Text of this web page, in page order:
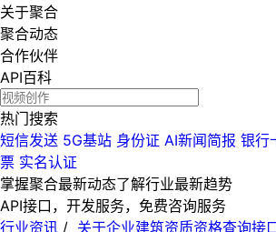
关于聚合
聚合动态
合作伙伴
API百科
热门搜索
短信发送 5G基站 身份证 AI新闻简报 银行
票 实名认证
掌握聚合最新动态了解行业最新趋势
API接口，开发服务，免费咨询服务
行业资讯 / 关于企业建筑资质资格查询接